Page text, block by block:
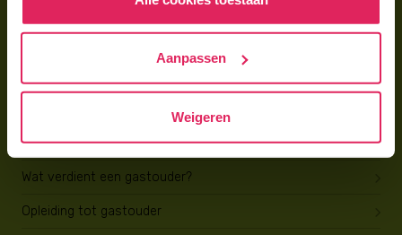
Aanpassen
Weigeren
Hoe vind ik gastkinderen?
Trainingen & cursussen
Gastouder worden
Wat verdient een gastouder?
Opleiding tot gastouder